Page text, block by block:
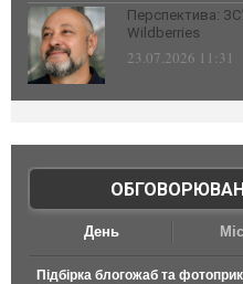
Перспектива:
Wildberries
23.07.2026 11:31
День
Підбірка блогожаб та